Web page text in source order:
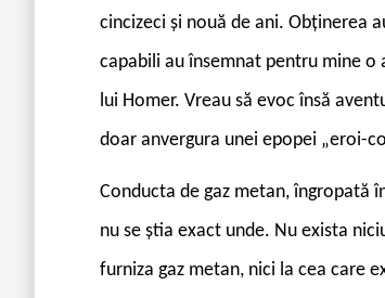
cincizeci și nouă de ani. Obținerea
capabili au însemnat pentru mine
lui Homer. Vreau să evoc însă
doar anvergura unei epopei „eroi-
Conducta de gaz metan, îngropată
nu se știa exact unde. Nu exista
furniza gaz metan, nici la cea care